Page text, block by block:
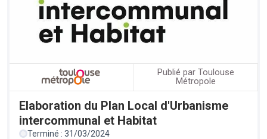
Publié par Toulouse
Métropole
Elaboration du Plan Local d'Urbanisme
intercommunal et Habitat
Terminé : 31/03/2024